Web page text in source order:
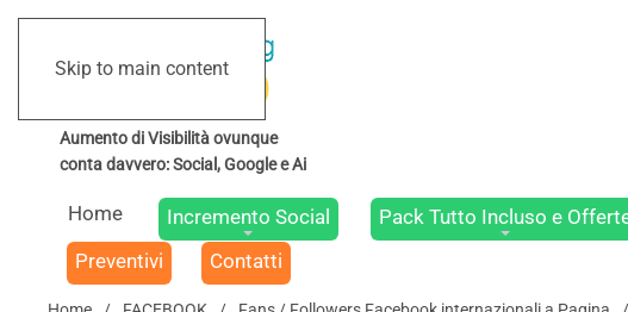
Skip to main content
Home Incremento Social Pack Tutto Incluso e
Preventivi
Contatti